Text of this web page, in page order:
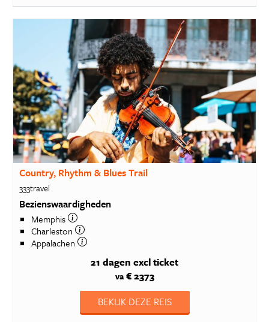
Country, Rhythm & Blues Trail
333travel
Bezienswaardigheden
Memphis
Charleston
Appalachen
21 dagen excl ticket
va€ 2373
BEKIJK DEZE REIS